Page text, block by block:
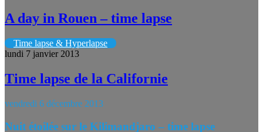
A day in Rouen – time lapse
Time lapse & Hyperlapse
lundi 7 janvier 2013
Time lapse de la Californie
vendredi 6 décembre 2013
Nuit étoilée sur le Kilimandjaro – time lapse